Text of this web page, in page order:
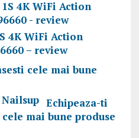
4K WiFi Action
– review
cele mai bune
Echipeaza-ti
mai bune produse